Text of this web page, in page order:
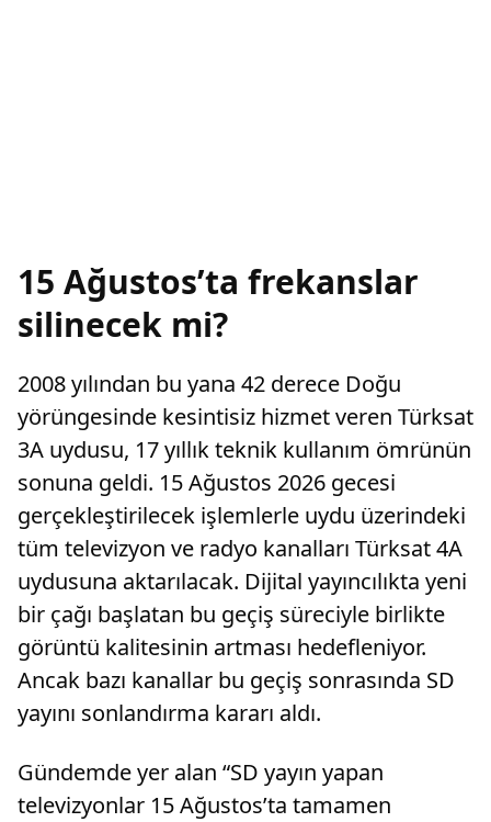
15 Ağustos’ta frekanslar
silinecek mi?
2008 yılından bu yana 42 derece Doğu
yörüngesinde kesintisiz hizmet veren Türksat
3A uydusu, 17 yıllık teknik kullanım ömrünün
sonuna geldi. 15 Ağustos 2026 gecesi
gerçekleştirilecek işlemlerle uydu üzerindeki
tüm televizyon ve radyo kanalları Türksat 4A
uydusuna aktarılacak. Dijital yayıncılıkta yeni
bir çağı başlatan bu geçiş süreciyle birlikte
görüntü kalitesinin artması hedefleniyor.
Ancak bazı kanallar bu geçiş sonrasında SD
yayını sonlandırma kararı aldı.
Gündemde yer alan “SD yayın yapan
televizyonlar 15 Ağustos’ta tamamen